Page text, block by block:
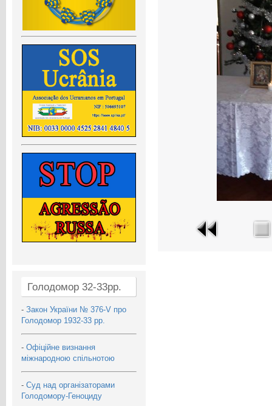
Голодомор 32-33рр.
- Закон України № 376-V про
Голодомор 1932-33 рр.
- Офіційне визнання
міжнародною спільнотою
- Суд над організаторами
Голодомору-Геноциду